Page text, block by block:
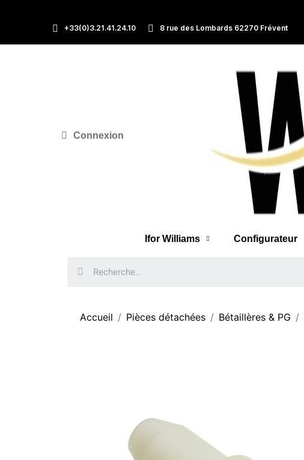
+33(0)3.21.41.24.10 8 rue des Lombards 62270 Frévent
Connexion
Ifor Williams Configurateur
Accueil Pièces détachées Bétaillères & PG